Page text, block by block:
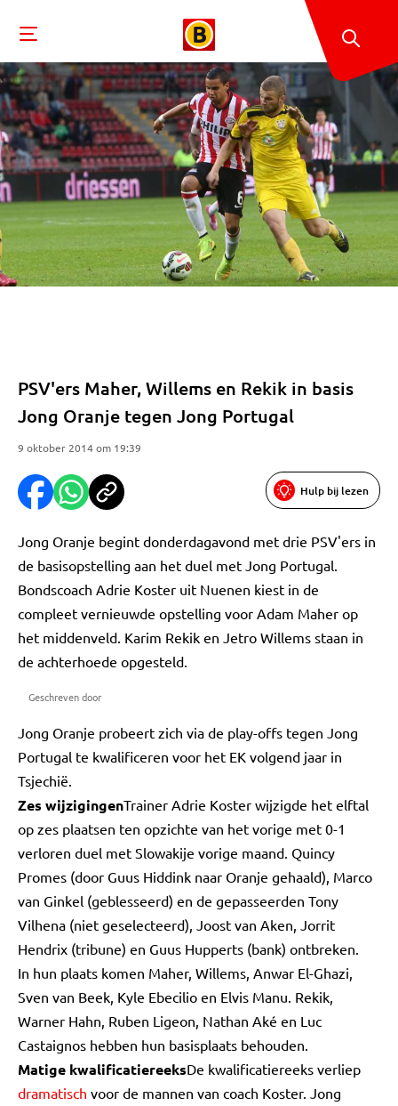
PSV'ers Maher, Willems en Rekik in basis
Jong Oranje tegen Jong Portugal
9 oktober 2014 om 19:39
Hulp bij lezen
Jong Oranje begint donderdagavond met drie PSV'ers in
de basisopstelling aan het duel met Jong Portugal.
Bondscoach Adrie Koster uit Nuenen kiest in de
compleet vernieuwde opstelling voor Adam Maher op
het middenveld. Karim Rekik en Jetro Willems staan in
de achterhoede opgesteld.
Geschreven door
Jong Oranje probeert zich via de play-offs tegen Jong
Portugal te kwalificeren voor het EK volgend jaar in
Tsjechië.
Zes wijzigingenTrainer Adrie Koster wijzigde het elftal
op zes plaatsen ten opzichte van het vorige met 0-1
verloren duel met Slowakije vorige maand. Quincy
Promes (door Guus Hiddink naar Oranje gehaald), Marco
van Ginkel (geblesseerd) en de gepasseerden Tony
Vilhena (niet geselecteerd), Joost van Aken, Jorrit
Hendrix (tribune) en Guus Hupperts (bank) ontbreken.
In hun plaats komen Maher, Willems, Anwar El-Ghazi,
Sven van Beek, Kyle Ebecilio en Elvis Manu. Rekik,
Warner Hahn, Ruben Ligeon, Nathan Aké en Luc
Castaignos hebben hun basisplaats behouden.
Matige kwalificatiereeksDe kwalificatiereeks verliep
dramatisch voor de mannen van coach Koster. Jong